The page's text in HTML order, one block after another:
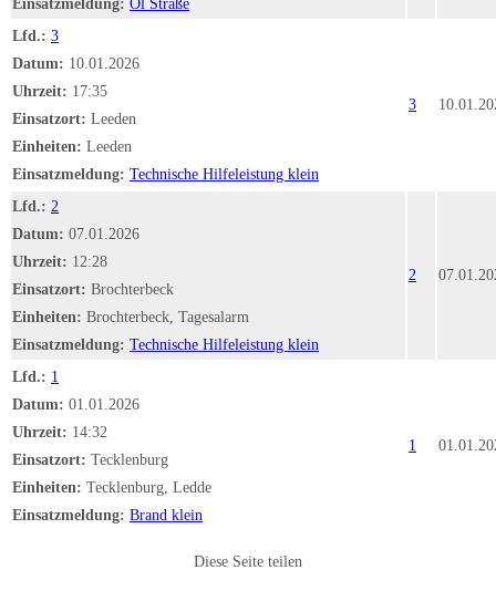
Einsatzmeldung: Öl Straße
Lfd.: 3
Datum: 10.01.2026
Uhrzeit: 17:35
Einsatzort: Leeden
Einheiten: Leeden
Einsatzmeldung: Technische Hilfeleistung klein
3
Lfd.: 2
Datum: 07.01.2026
Uhrzeit: 12:28
Einsatzort: Brochterbeck
Einheiten: Brochterbeck, Tagesalarm
Einsatzmeldung: Technische Hilfeleistung klein
2
Lfd.: 1
Datum: 01.01.2026
Uhrzeit: 14:32
Einsatzort: Tecklenburg
Einheiten: Tecklenburg, Ledde
Einsatzmeldung: Brand klein
1
Diese Seite teilen